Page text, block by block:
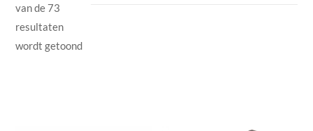
van de 73
resultaten
wordt getoond